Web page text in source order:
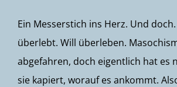
Ein Messerstich ins Herz. Und
überlebt. Will überleben.
abgefahren, doch eigentlich hat es
sie kapiert, worauf es ankommt.